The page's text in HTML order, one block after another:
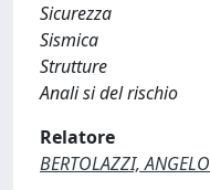
Sicurezza
Sismica
Strutture
Anali si del rischio
Relatore
BERTOLAZZI, ANGELO